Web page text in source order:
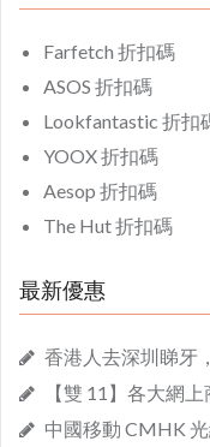
Farfetch 折扣碼
ASOS 折扣碼
Lookfantastic 折扣
YOOX 折扣碼
Aesop 折扣碼
The Hut 折扣碼
最新優惠
香港人去深圳睇牙
【雙 11】各大網
中國移動 CMHK